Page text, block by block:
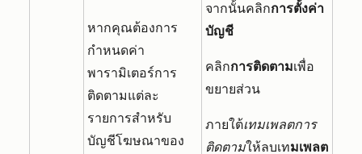
หากคุณต้องการ
กำหนดค่า
พารามิเตอร์การ
ติดตามแต่ละ
รายการสำหรับ
บัญชีโฆษณาของ
จากนั้นคลิกการตั้งค่า
บัญชี
คลิกการติดตามเพื่อ
ขยายส่วน
ภายใต้เทมเพลตการ
ติดตามให้ลบเทมเพลต